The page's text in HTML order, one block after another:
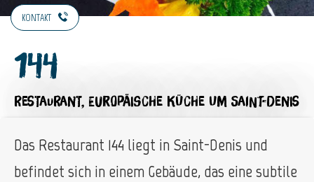
KONTAKT
144
RESTAURANT, EUROPÄISCHE KÜCHE UM SAINT-DENIS
Das Restaurant 144 liegt in Saint-Denis und
befindet sich in einem Gebäude, das eine subtile